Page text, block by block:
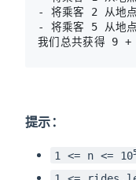
- 将乘客 2 从地
- 将乘客 5 从地
我们总共获得 9
提示：
1 <= n <= 10